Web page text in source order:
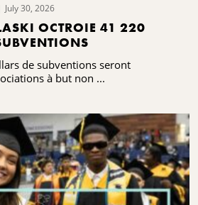
July 30, 2026
OCTROIE 41 220
de subventions seront
à but non ...